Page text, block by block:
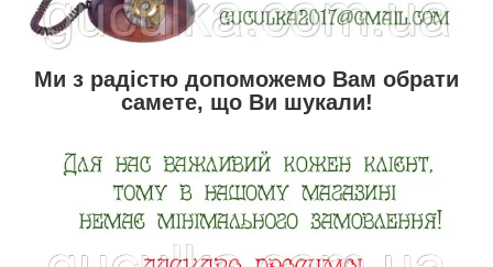
Ми з радістю допоможемо Вам обрати
самете, що Ви шукали!